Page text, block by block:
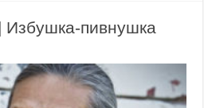
Избушка-пивнушка